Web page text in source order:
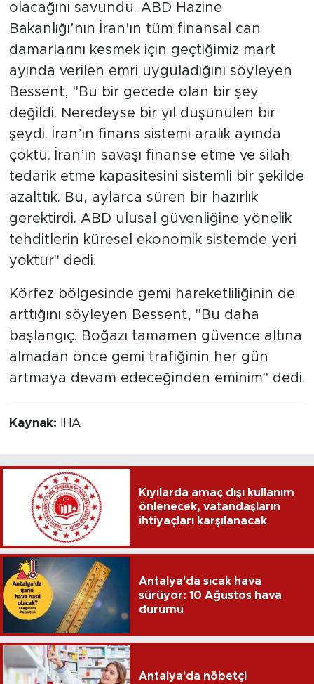
olacağını savundu. ABD Hazine
Bakanlığı’nın İran’ın tüm finansal can
damarlarını kesmek için geçtiğimiz mart
ayında verilen emri uyguladığını söyleyen
Bessent, "Bu bir gecede olan bir şey
değildi. Neredeyse bir yıl düşünülen bir
şeydi. İran’ın finans sistemi aralık ayında
çöktü. İran’ın savaşı finanse etme ve silah
tedarik etme kapasitesini sistemli bir şekilde
azalttık. Bu, aylarca süren bir hazırlık
gerektirdi. ABD ulusal güvenliğine yönelik
tehditlerin küresel ekonomik sistemde yeri
yoktur" dedi.
Körfez bölgesinde gemi hareketliliğinin de
arttığını söyleyen Bessent, "Bu daha
başlangıç. Boğazı tamamen güvence altına
almadan önce gemi trafiğinin her gün
artmaya devam edeceğinden eminim" dedi.
Kaynak: İHA
Kıyılarda amaç dışı kullanım
önlenecek, vatandaşların
ihtiyaçları karşılanacak
Antalya'da sıcak hava
sürüyor: 10 Ağustos hava
durumu
Antalya'da nöbetçi